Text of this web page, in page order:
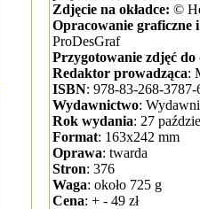
Zdjęcie na okładce: ©
Opracowanie graficzne i
ProDesGraf
Przygotowanie zdjęć
Redaktor prowadząca:
ISBN: 978-83-268-3787-
Wydawnictwo:
Rok wydania: 27
Format: 163x242 mm
Oprawa: twarda
Stron: 376
Waga: około 725 g
Cena: + - 49 zł